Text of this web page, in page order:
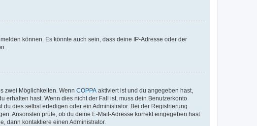
können. Es könnte auch sein, dass deine IP-Adresse oder der
zwei Möglichkeiten. Wenn COPPA aktiviert ist und du angegeben hast,
erhalten hast. Wenn dies nicht der Fall ist, muss dein Benutzerkonto
dies selbst erledigen oder ein Administrator. Bei der Registrierung
Ansonsten prüfe, ob du deine E-Mail-Adresse korrekt eingegeben hast
dann kontaktiere einen Administrator.